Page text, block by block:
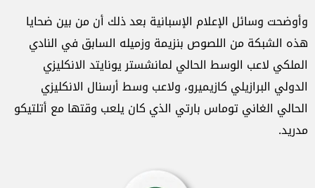
وأوضحت وسائل الإعلام الإسبانية بعد ذلك أن من بين ضحايا
هذه الشبكة من اللصوص بنزيمة وزميله السابق في النادي
الملكي لاعب الوسط الحالي لمانشستر يونايتد الانكليزي
الدولي البرازيلي كازيميرو، ولاعب وسط أرسنال الانكليزي
الحالي الغاني توماس بارتي الذي كان يلعب وقتها مع أتلتيكو
مدريد.